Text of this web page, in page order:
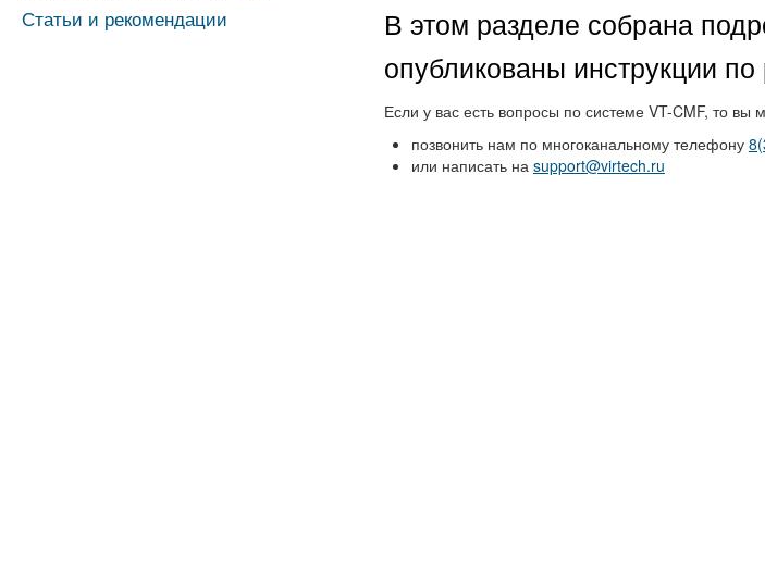
Статьи и рекомендации
В этом разделе собрана
опубликованы инструкции
Если у вас есть вопросы по системе VT-CMF, то вы
позвонить нам по многоканальному телефону
или написать на support@virtech.ru